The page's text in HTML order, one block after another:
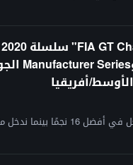
أفريقيا
حماسة الأمور تشتغل في أفضل 16